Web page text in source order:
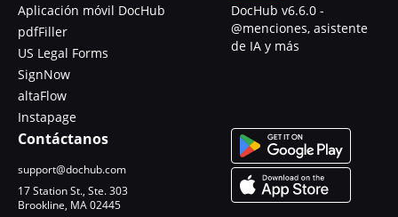
Aplicación móvil DocHub
pdfFiller
US Legal Forms
SignNow
altaFlow
Instapage
DocHub v6.6.0 -
@menciones, asistente
de IA y más
Contáctanos
support@dochub.com
17 Station St., Ste. 303
Brookline, MA 02445